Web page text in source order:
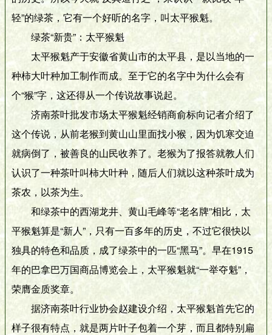
轻”的绿茶，它有一个好听的名字，叫太平猴魁。
绿茶“新贵”：太平猴魁
太平猴魁产于安徽省黄山市的太平县，是以当地的一
种柿大叶种加工制作而成。至于它的名字中为什么会有
个“猴”字，这还得从一个传说故事说起。
济南茶叶批发市场太平猴魁经销商俞标向记者介绍了
这个传说，从前老猴到黄山山里面找小猴，因为饥寒交迫
就病倒了，被善良的山民收养了。老猴为了报答就教人们
认识了一种茶叶叫柿大叶种，随后人们就以这种茶叶成为
茶农，以茶为生。
和绿茶中的西湖龙井、黄山毛峰等“老名牌”相比，太
平猴魁算是“新人”，只有一百多年的历史，不过它很快以
独具的特色和品质，成了绿茶中的一匹“黑马”。早在1915
年的巴拿巴万国商品博览会上，太平猴魁就“一举夺魁”，
荣膺金质奖章。
据济南茶叶行业协会赵建设介绍，太平猴魁首先它的
样子很有特点，就是两片叶子包着一个芽，而且都特别扁